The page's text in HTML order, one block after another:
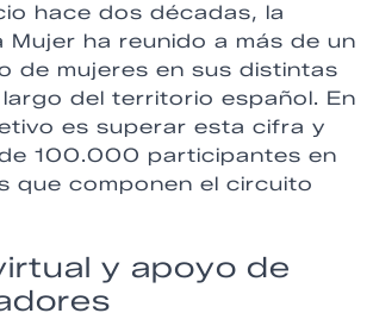
hace dos décadas, la
Mujer ha reunido a más de un
de mujeres en sus distintas
del territorio español. En
es superar esta cifra y
100.000 participantes en
que componen el circuito
y apoyo de